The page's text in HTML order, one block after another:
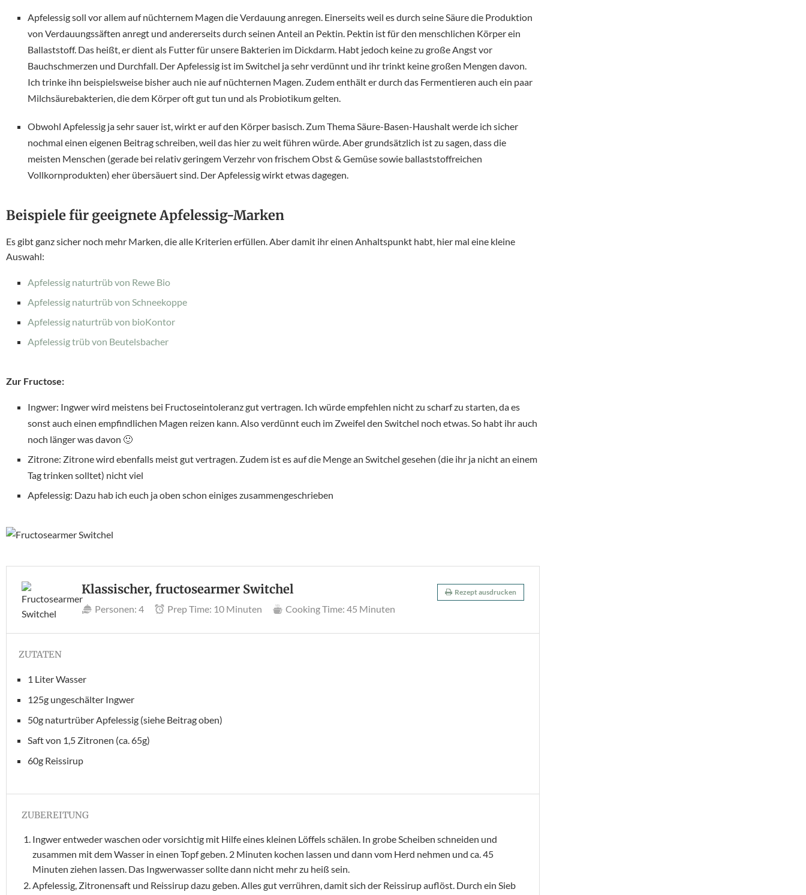
Apfelessig soll vor allem auf nüchternem Magen die Verdauung anregen. Einerseits weil es durch seine Säure die Produktion
von Verdauungssäften anregt und andererseits durch seinen Anteil an Pektin. Pektin ist für den menschlichen Körper ein
Ballaststoff. Das heißt, er dient als Futter für unsere Bakterien im Dickdarm. Habt jedoch keine zu große Angst vor
Bauchschmerzen und Durchfall. Der Apfelessig ist im Switchel ja sehr verdünnt und ihr trinkt keine großen Mengen davon.
Ich trinke ihn beispielsweise bisher auch nie auf nüchternen Magen. Zudem enthält er durch das Fermentieren auch ein paar
Milchsäurebakterien, die dem Körper oft gut tun und als Probiotikum gelten.
Obwohl Apfelessig ja sehr sauer ist, wirkt er auf den Körper basisch. Zum Thema Säure-Basen-Haushalt werde ich sicher
nochmal einen eigenen Beitrag schreiben, weil das hier zu weit führen würde. Aber grundsätzlich ist zu sagen, dass die
meisten Menschen (gerade bei relativ geringem Verzehr von frischem Obst & Gemüse sowie ballaststoffreichen
Vollkornprodukten) eher übersäuert sind. Der Apfelessig wirkt etwas dagegen.
Beispiele für geeignete Apfelessig-Marken
Es gibt ganz sicher noch mehr Marken, die alle Kriterien erfüllen. Aber damit ihr einen Anhaltspunkt habt, hier mal eine kleine
Auswahl:
Apfelessig naturtrüb von Rewe Bio
Apfelessig naturtrüb von Schneekoppe
Apfelessig naturtrüb von bioKontor
Apfelessig trüb von Beutelsbacher
Zur Fructose:
Ingwer: Ingwer wird meistens bei Fructoseintoleranz gut vertragen. Ich würde empfehlen nicht zu scharf zu starten, da es
sonst auch einen empfindlichen Magen reizen kann. Also verdünnt euch im Zweifel den Switchel noch etwas. So habt ihr auch
noch länger was davon 🙂
Zitrone: Zitrone wird ebenfalls meist gut vertragen. Zudem ist es auf die Menge an Switchel gesehen (die ihr ja nicht an einem
Tag trinken solltet) nicht viel
Apfelessig: Dazu hab ich euch ja oben schon einiges zusammengeschrieben
Klassischer, fructosearmer Switchel Rezept ausdrucken
Personen: 4 Prep Time: 10 Minuten Cooking Time: 45 Minuten
ZUTATEN
1 Liter Wasser
125g ungeschälter Ingwer
50g naturtrüber Apfelessig (siehe Beitrag oben)
Saft von 1,5 Zitronen (ca. 65g)
60g Reissirup
ZUBEREITUNG
Ingwer entweder waschen oder vorsichtig mit Hilfe eines kleinen Löffels schälen. In grobe Scheiben schneiden und
zusammen mit dem Wasser in einen Topf geben. 2 Minuten kochen lassen und dann vom Herd nehmen und ca. 45
Minuten ziehen lassen. Das Ingwerwasser sollte dann nicht mehr zu heiß sein.
Apfelessig, Zitronensaft und Reissirup dazu geben. Alles gut verrühren, damit sich der Reissirup auflöst. Durch ein Sieb